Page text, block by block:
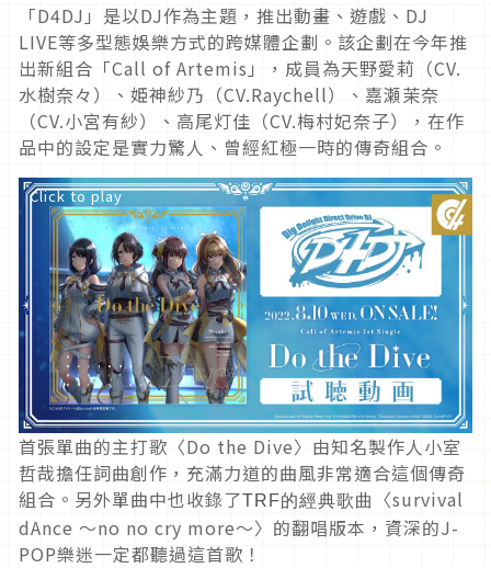
「D4DJ」是以DJ作為主題，推出動畫、遊戲、DJ
LIVE等多型態娛樂方式的跨媒體企劃。該企劃在今年推
出新組合「Call of Artemis」，成員為天野愛莉（CV.
水樹奈々）、姫神紗乃（CV.Raychell）、嘉瀬茉奈
（CV.小宮有紗）、高尾灯佳（CV.梅村妃奈子），在作
品中的設定是實力驚人、曾經紅極一時的傳奇組合。
Click to play
首張單曲的主打歌〈Do the Dive〉由知名製作人小室
哲哉擔任詞曲創作，充滿力道的曲風非常適合這個傳奇
組合。另外單曲中也收錄了TRF的經典歌曲
〈survival
dAnce ～no no cry more～〉的翻唱版本，資深的J-
POP樂迷一定都聽過這首歌！